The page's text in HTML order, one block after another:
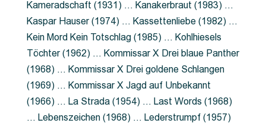
Kameradschaft (1931) … Kanakerbraut (1983) …
Kaspar Hauser (1974) … Kassettenliebe (1982) …
Kein Mord Kein Totschlag (1985) … Kohlhiesels
Töchter (1962) … Kommissar X Drei blaue Panther
(1968) … Kommissar X Drei goldene Schlangen
(1969) … Kommissar X Jagd auf Unbekannt
(1966) … La Strada (1954) … Last Words (1968)
… Lebenszeichen (1968) … Lederstrumpf (1957)